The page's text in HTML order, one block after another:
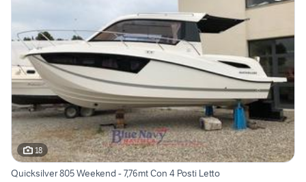
18
Quicksilver 805 Weekend - 7,76mt Con 4 Posti Letto